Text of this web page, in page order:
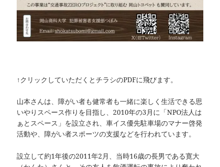
↑クリックしていただくとチラシのPDFに飛びます。
山本さんは、障がい者も健常者も一緒に楽しく生活できる思
いやりスペース作りを目指し、2010年の3月に「NPO法人は
ぁとスペース」を設立され、車イス優先駐車場のマナー啓発
活動や、障がい者スポーツの支援などを行われています。
設立して約1年後の2011年2月、当時16歳の長男である寛大